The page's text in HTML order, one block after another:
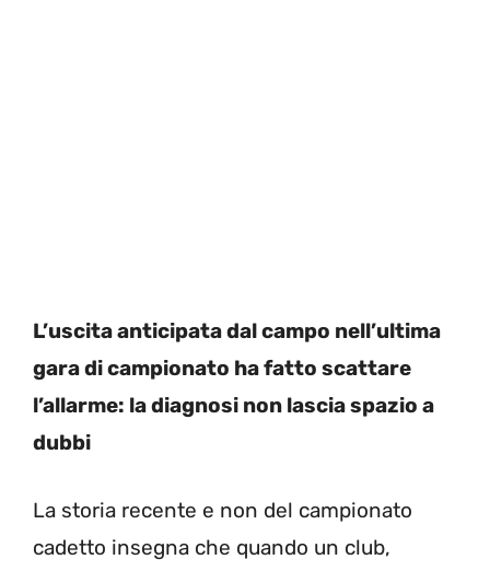
L’uscita anticipata dal campo nell’ultima
gara di campionato ha fatto scattare
l’allarme: la diagnosi non lascia spazio a
dubbi
La storia recente e non del campionato
cadetto insegna che quando un club,